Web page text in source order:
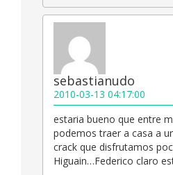
sebastianudo
2010-03-13 04:17:00
estaria bueno que entre
podemos traer a casa a
crack que disfrutamos
Higuain…Federico claro